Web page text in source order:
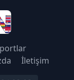
İletişim